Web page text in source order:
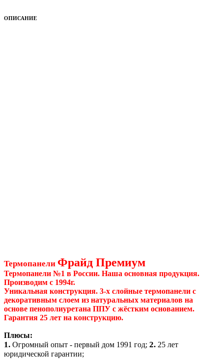
ОПИСАНИЕ
Термопанели Фрайд Премиум
Термопанели №1 в России. Наша основная продукция.
Производим с 1994г.
Уникальная конструкция. 3-х слойные термопанели с
декоративным слоем из натуральных материалов на
основе пенополиуретана ППУ с жёстким основанием.
Гарантия 25 лет на конструкцию.
Плюсы:
1. Огромный опыт - первый дом 1991 год; 2. 25 лет
юридической гарантии;